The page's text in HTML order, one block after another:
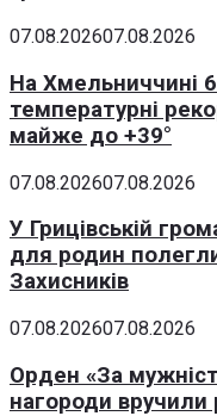
07.08.202607.08.2026
На Хмельниччині
температурні
майже до +39°
07.08.202607.08.2026
У Грицівській
для родин
Захисників
07.08.202607.08.2026
Орден «За
нагороди вручили